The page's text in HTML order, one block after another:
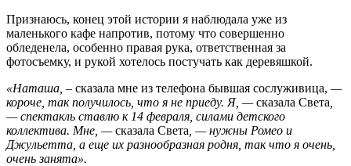
Признаюсь, конец этой истории я наблюдала уже из
маленького кафе напротив, потому что совершенно
обледенела, особенно правая рука, ответственная за
фотосъемку, и рукой хотелось постучать как деревяшкой.
«Наташа, – сказала мне из телефона бывшая сослуживица, —
короче, так получилось, что я не приеду. Я, —сказала Света
— спектакль ставлю к 14 февраля, силами детского
коллектива. Мне, —сказала Света , — нужны Ромео и
Джульетта, а еще их разнообразная родня, так что я очень,
очень занята».